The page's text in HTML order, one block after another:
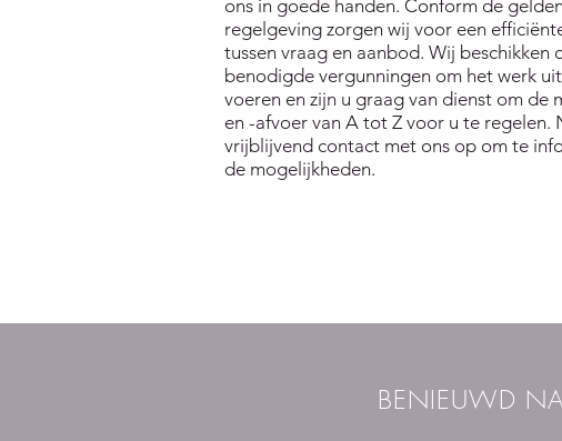
ons in goede handen. Conform de
regelgeving zorgen wij voor een
tussen vraag en aanbod. Wij beschikken
benodigde vergunningen om het werk
voeren en zijn u graag van dienst om de
en -afvoer van A tot Z voor u te regelen.
vrijblijvend contact met ons op om te
de mogelijkheden.
BENIEUWD